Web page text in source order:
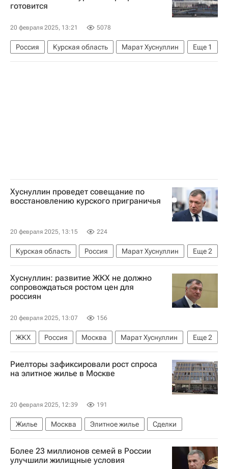
готовится
20 февраля 2025, 13:21 5078
Еще 1
Россия Курская область
Марат Хуснуллин
Владимир Путин
Хуснуллин проведет совещание по
восстановлению курского приграничья
20 февраля 2025, 13:15 224
Еще2
Курская область Россия
Марат Хуснуллин
Владимир Путин
Александр Хинштейн
Хуснуллин: развитие ЖКХ не должно
сопровождаться ростом цен для
россиян
20 февраля 2025, 13:07 156
Еще2
ЖКХ Россия Москва
Марат Хуснуллин
Тарифы
Цены
Риелторы зафиксировали рост спроса
на элитное жилье в Москве
20 февраля 2025, 12:39 191
Жилье Москва Элитное жилье Сделки
Более 23 миллионов семей в России
улучшили жилищные условия